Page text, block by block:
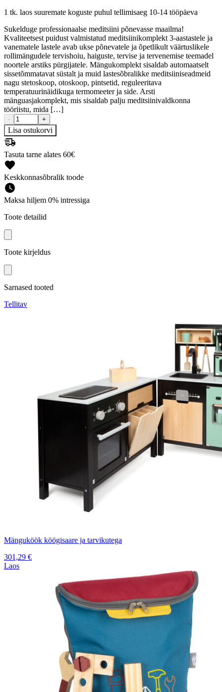
1 tk. laos suuremate koguste puhul tellimisaeg 10-14 tööpäeva
Sukelduge professionaalse meditsiini põnevasse maailma!
Kvaliteetsest puidust valmistatud meditsiinikomplekt 3-aastastele ja
vanematele lastele avab ukse põnevatele ja õpetlikult väärtuslikele
rollimängudele tervishoiu, haiguste, tervise ja tervenemise teemadel
noortele arstiks pürgijatele. Mängukomplekt sisaldab automaatselt
sissetõmmatavat süstalt ja muid lastesõbralikke meditsiiniseadmeid
nagu stetoskoop, otoskoop, pintsetid, reguleeritava
temperatuurinäidikuga termomeeter ja side. Arsti
mänguasjakomplekt, mis sisaldab palju meditsiinivaldkonna
tööriistu, mida […]
- +
Lisa ostukorvi
Tasuta tarne alates 60€
Keskkonnasõbralik toode
Maksa hiljem 0% intressiga
Toote detailid
Toote kirjeldus
Sarnased tooted
Tellitav
Mänguköök köögisaare ja tarvikutega
301,29 €
Laos